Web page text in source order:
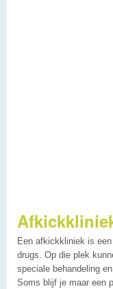
Een afkickkliniek is
drugs. Op die plek
speciale behandeling
Soms blijf je maar een